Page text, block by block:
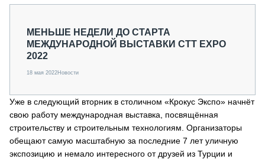
О ПРОЕКТЕ
МЕНЬШЕ НЕДЕЛИ ДО СТАРТА
МЕЖДУНАРОДНОЙ ВЫСТАВКИ CTT EXPO
2022
18 мая 2022Новости
Уже в следующий вторник в столичном «Крокус Экспо» начнёт
свою работу международная выставка, посвящённая
строительству и строительным технологиям. Организаторы
обещают самую масштабную за последние 7 лет уличную
экспозицию и немало интересного от друзей из Турции и